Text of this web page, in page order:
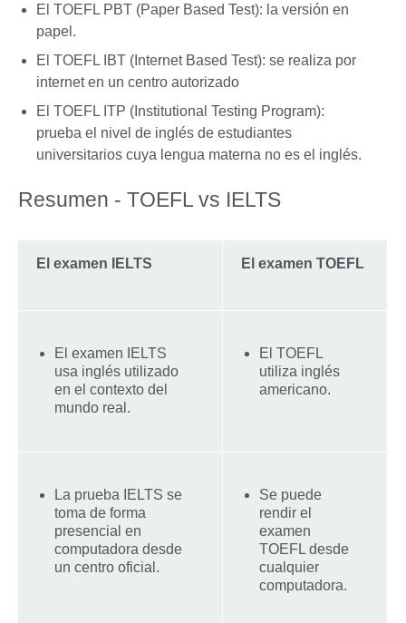
El TOEFL PBT (Paper Based Test): la versión en
papel.
El TOEFL IBT (Internet Based Test): se realiza por
internet en un centro autorizado
El TOEFL ITP (Institutional Testing Program):
prueba el nivel de inglés de estudiantes
universitarios cuya lengua materna no es el inglés.
Resumen - TOEFL vs IELTS
El examen IELTS El examen TOEFL
El examen IELTS
usa inglés utilizado
en el contexto del
mundo real.
El TOEFL
utiliza inglés
americano.
La prueba IELTS se
toma de forma
presencial en
computadora desde
un centro oficial.
Se puede
rendir el
examen
TOEFL desde
cualquier
computadora.